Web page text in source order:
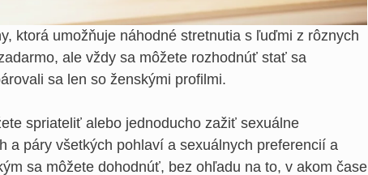
ktorá umožňuje náhodné stretnutia s ľuďmi z rôznych
ale vždy sa môžete rozhodnúť stať sa
sa len so ženskými profilmi.
spriateliť alebo jednoducho zažiť sexuálne
a páry všetkých pohlaví a sexuálnych preferencií a
sa môžete dohodnúť, bez ohľadu na to, v akom čase